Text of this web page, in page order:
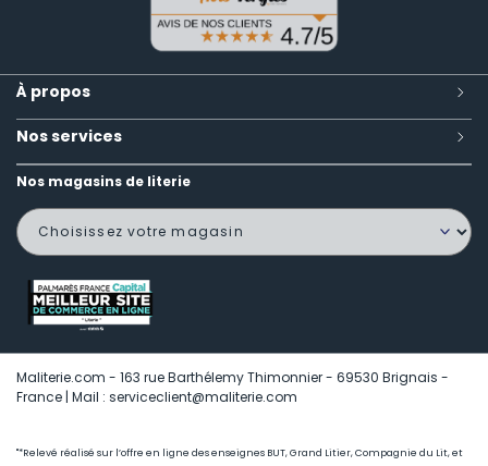
À propos
Nos services
Nos magasins de literie
Maliterie.com - 163 rue Barthélemy Thimonnier - 69530 Brignais -
France | Mail : serviceclient@maliterie.com
"*Relevé réalisé sur l’offre en ligne des enseignes BUT, Grand Litier, Compagnie du Lit, et